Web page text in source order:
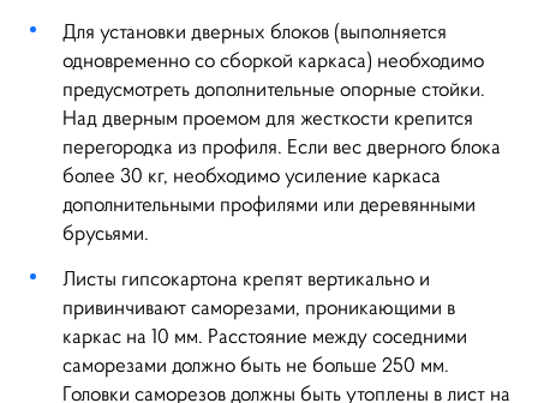
Для установки дверных блоков (выполняется
одновременно со сборкой каркаса) необходимо
предусмотреть дополнительные опорные стойки.
Над дверным проемом для жесткости крепится
перегородка из профиля. Если вес дверного блока
более 30 кг, необходимо усиление каркаса
дополнительными профилями или деревянными
брусьями.
Листы гипсокартона крепят вертикально и
привинчивают саморезами, проникающими в
каркас на 10 мм. Расстояние между соседними
саморезами должно быть не больше 250 мм.
Головки саморезов должны быть утоплены в лист на